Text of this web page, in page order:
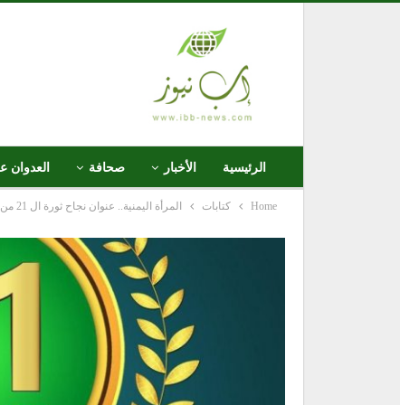
الرئيسية الأخبار صحافة العدوان
Home كتابات المرأة اليمنية.. عنوان نجاح ثورة ال 21 من سبتمبر .